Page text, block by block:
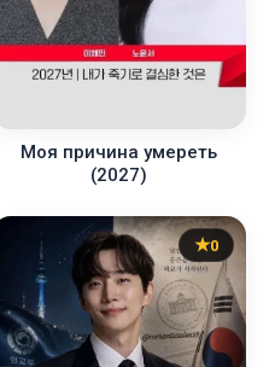
Моя причина умереть
(2027)
0